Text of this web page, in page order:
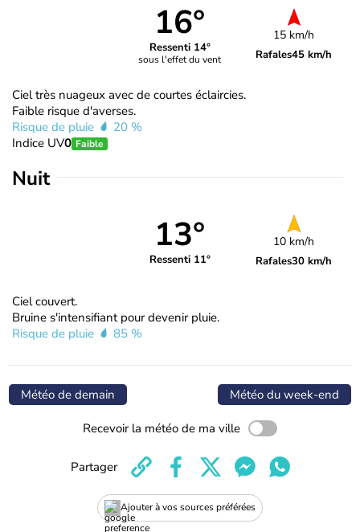
16°
Ressenti 14°
sous l'effet du vent
15 km/h
Rafales45 km/h
Ciel très nuageux avec de courtes éclaircies.
Faible risque d'averses.
Risque de pluie
20 %
Indice UV0 Faible
Nuit
13°
Ressenti 11°
10 km/h
Rafales30 km/h
Ciel couvert.
Bruine s'intensifiant pour devenir pluie.
Risque de pluie
85 %
Météo de demain Météo du week-end
Recevoir la météo de ma ville
Ajouter à vos sources préférées
Partager